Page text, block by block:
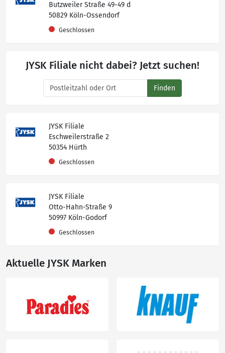
Butzweiler Straße 49-49 d
50829 Köln-Ossendorf
Geschlossen
JYSK Filiale nicht dabei? Jetzt suchen!
Finden
JYSK Filiale
Eschweilerstraße 2
50354 Hürth
Geschlossen
JYSK Filiale
Otto-Hahn-Straße 9
50997 Köln-Godorf
Geschlossen
Aktuelle JYSK Marken